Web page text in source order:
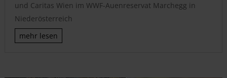
und Caritas Wien im WWF-Auenreservat Marchegg in
Niederösterreich
mehr lesen